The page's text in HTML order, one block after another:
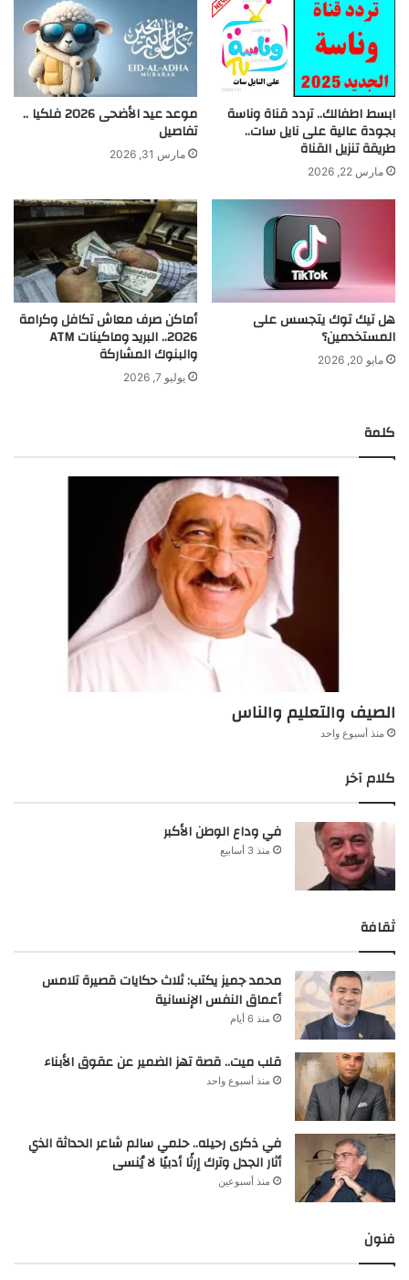
ابسط اطفالك.. تردد قناة وناسة
بجودة عالية على نايل سات..
طريقة تنزيل القناة
مارس 22, 2026
موعد عيد الأضحى 2026 فلكيا ..
تفاصيل
مارس 31, 2026
هل تيك توك يتجسس على
المستخدمين؟
مايو 20, 2026
أماكن صرف معاش تكافل وكرامة
2026.. البريد وماكينات ATM
والبنوك المشاركة
يوليو 7, 2026
كلمة
الصيف والتعليم والناس
منذ أسبوع واحد
كلام آخر
في وداع الوطن الأكبر
منذ 3 أسابيع
ثقافة
محمد جميز يكتب: ثلاث حكايات قصيرة تلامس
أعماق النفس الإنسانية
منذ 6 أيام
قلب ميت.. قصة تهز الضمير عن عقوق الأبناء
منذ أسبوع واحد
في ذكرى رحيله.. حلمي سالم شاعر الحداثة الذي
أثار الجدل وترك إرثًا أدبيًا لا يُنسى
منذ أسبوعين
فنون